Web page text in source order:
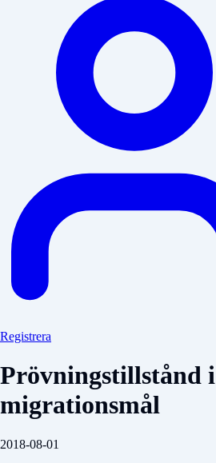
Registrera
Prövningstillstånd i
migrationsmål
2018-08-01